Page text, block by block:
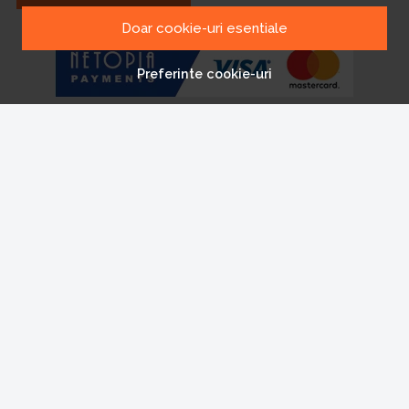
Doar cookie-uri esentiale
Preferinte cookie-uri